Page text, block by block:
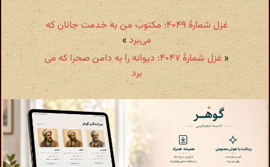
غزل شمارهٔ ۴۰۴۹: مکتوب من به خدمت جانان که
می‌برد»
«
غزل شمارهٔ ۴۰۴۷: دیوانه را به دامن صحرا که می
برد